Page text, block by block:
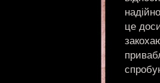
це